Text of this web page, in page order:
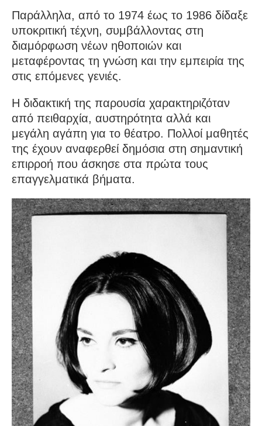
Παράλληλα, από το 1974 έως το 1986 δίδαξε
υποκριτική τέχνη, συμβάλλοντας στη
διαμόρφωση νέων ηθοποιών και
μεταφέροντας τη γνώση και την εμπειρία της
στις επόμενες γενιές.
Η διδακτική της παρουσία χαρακτηριζόταν
από πειθαρχία, αυστηρότητα αλλά και
μεγάλη αγάπη για το θέατρο. Πολλοί μαθητές
της έχουν αναφερθεί δημόσια στη σημαντική
επιρροή που άσκησε στα πρώτα τους
επαγγελματικά βήματα.